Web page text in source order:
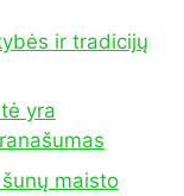
ir tradicijų
yra
maisto